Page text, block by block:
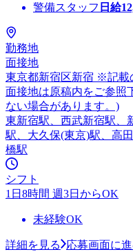
警備スタッフ 日給
勤務地
面接地
東京都新宿区新宿 ※記載
面接地は原稿内をご参照
ない場合があります。)
東新宿駅、西武新宿駅、
駅、大久保(東京)駅、高
橋駅
シフト
1日8時間 週3日からOK
未経験OK
詳細を見る
応募画面に